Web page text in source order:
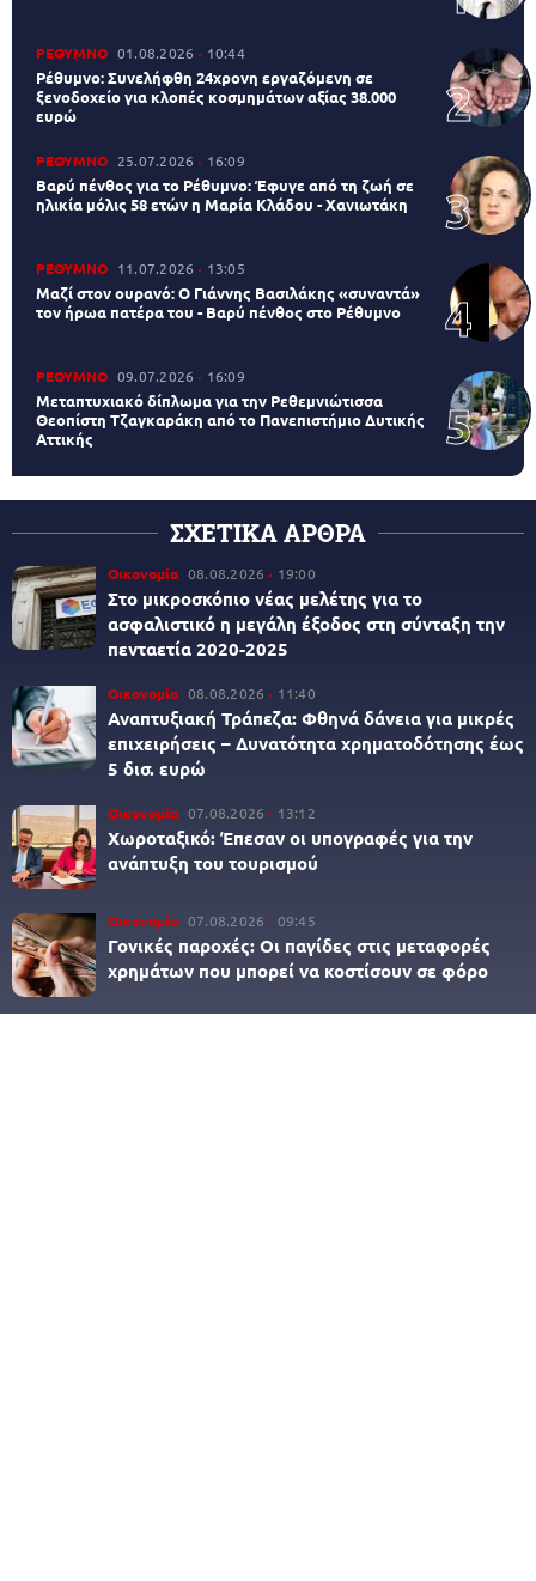
ΡΕΘΥΜΝΟ 01.08.2026 10:44
Ρέθυμνο: Συνελήφθη 24χρονη εργαζόμενη σε
ξενοδοχείο για κλοπές κοσμημάτων αξίας 38.000
ευρώ
ΡΕΘΥΜΝΟ 25.07.2026 16:09
Βαρύ πένθος για το Ρέθυμνο: Έφυγε από τη ζωή σε
ηλικία μόλις 58 ετών η Μαρία Κλάδου - Χανιωτάκη
ΡΕΘΥΜΝΟ 11.07.2026 13:05
Μαζί στον ουρανό: Ο Γιάννης Βασιλάκης «συναντά»
τον ήρωα πατέρα του - Βαρύ πένθος στο Ρέθυμνο
ΡΕΘΥΜΝΟ 09.07.2026 16:09
Μεταπτυχιακό δίπλωμα για την Ρεθεμνιώτισσα
Θεοπίστη Τζαγκαράκη από το Πανεπιστήμιο Δυτικής
Αττικής
ΣΧΕΤΙΚΑ ΑΡΘΡΑ
Οικονομία 08.08.2026 19:00
Στο μικροσκόπιο νέας μελέτης για το
ασφαλιστικό η μεγάλη έξοδος στη σύνταξη την
πενταετία 2020-2025
Οικονομία 08.08.2026 11:40
Αναπτυξιακή Τράπεζα: Φθηνά δάνεια για μικρές
επιχειρήσεις – Δυνατότητα χρηματοδότησης έως
5 δισ. ευρώ
Οικονομία 07.08.2026 13:12
Χωροταξικό: Έπεσαν οι υπογραφές για την
ανάπτυξη του τουρισμού
Οικονομία 07.08.2026 09:45
Γονικές παροχές: Οι παγίδες στις μεταφορές
χρημάτων που μπορεί να κοστίσουν σε φόρο